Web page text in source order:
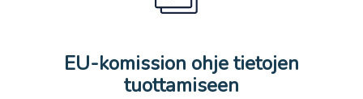
EU-komission ohje tietojen
tuottamiseen